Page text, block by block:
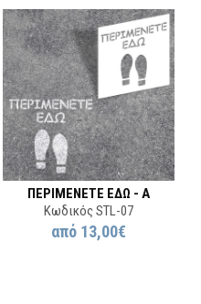
ΠΕΡΙΜΕΝΕΤΕ ΕΔΩ - Α
Κωδικός STL-07
από 13,00€